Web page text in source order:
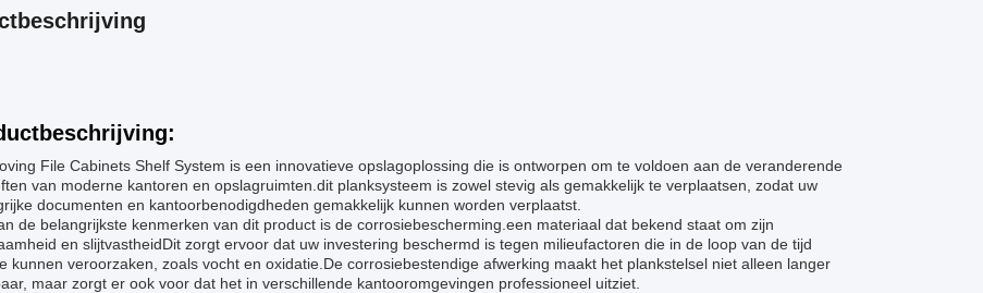
File Cabinets Shelf System is een innovatieve opslagoplossing die is ontworpen om te voldoen aan de veranderende
van moderne kantoren en opslagruimten.dit planksysteem is zowel stevig als gemakkelijk te verplaatsen, zodat uw
documenten en kantoorbenodigdheden gemakkelijk kunnen worden verplaatst.
de belangrijkste kenmerken van dit product is de corrosiebescherming.een materiaal dat bekend staat om zijn
en slijtvastheidDit zorgt ervoor dat uw investering beschermd is tegen milieufactoren die in de loop van de tijd
kunnen veroorzaken, zoals vocht en oxidatie.De corrosiebestendige afwerking maakt het plankstelsel niet alleen langer
maar zorgt er ook voor dat het in verschillende kantooromgevingen professioneel uitziet.